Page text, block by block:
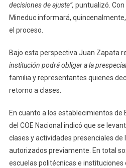
decisiones de ajuste”, puntualizó. Con
Mineduc informará,
el proceso.
Bajo esta perspectiva Juan Zapata
institución podrá obligar a la
familia y representantes quienes
retorno a clases.
En cuanto a los establecimientos de
del COE Nacional indicó que se
clases y actividades presenciales de
autorizados previamente. En total
escuelas politécnicas e instituciones